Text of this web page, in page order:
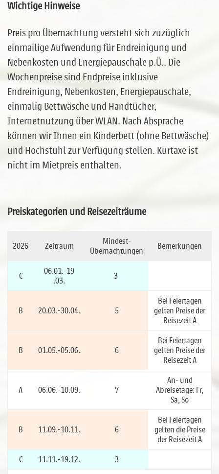
Wichtige Hinweise
Preis pro Übernachtung versteht sich zuzüglich
einmailige Aufwendung für Endreinigung und
Nebenkosten und Energiepauschale p.Ü.. Die
Wochenpreise sind Endpreise inklusive
Endreinigung, Nebenkosten, Energiepauschale,
einmalig Bettwäsche und Handtücher,
Internetnutzung über WLAN. Nach Absprache
können wir Ihnen ein Kinderbett (ohne Bettwäsche)
und Hochstuhl zur Verfügung stellen. Kurtaxe ist
nicht im Mietpreis enthalten.
Preiskategorien und Reisezeiträume
2026 Zeitraum
Mindest-
Übernachtungen
Bemerkungen
C
06.01.-19
.03.
3
B 20.03.-30.04. 5
Bei Feiertagen
gelten Preise der
Reisezeit A
B 01.05.-05.06. 6
Bei Feiertagen
gelten Preise der
Reisezeit A
A 06.06.-10.09. 7
An- und
Abreisetage: Fr,
Sa, So
B 11.09.-10.11. 6
Bei Feiertagen
gelten die Preise
der Reisezeit A
C 11.11.-19.12. 3